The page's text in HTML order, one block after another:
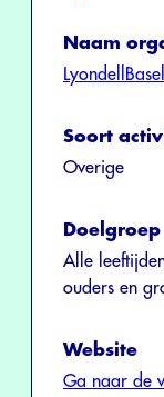
Naam
LyondellBasell
Soort
Overige
Doelgroep
Alle
ouders en
Website
Ga naar de